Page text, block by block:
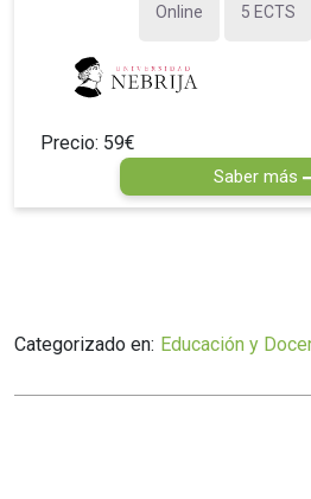
Online 5 ECTS
Precio: 59€
Saber más
Categorizado en: Educación y